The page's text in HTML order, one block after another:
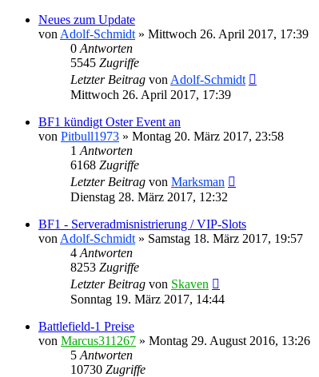
Neues zum Update
von Adolf-Schmidt » Mittwoch 26. April 2017, 17:39
0 Antworten
5545 Zugriffe
Letzter Beitrag von Adolf-Schmidt
Mittwoch 26. April 2017, 17:39
BF1 kündigt Oster Event an
von Pitbull1973 » Montag 20. März 2017, 23:58
1 Antworten
6168 Zugriffe
Letzter Beitrag von Marksman
Dienstag 28. März 2017, 12:32
BF1 - Serveradmisnistrierung / VIP-Slots
von Adolf-Schmidt » Samstag 18. März 2017, 19:57
4 Antworten
8253 Zugriffe
Letzter Beitrag von Skaven
Sonntag 19. März 2017, 14:44
Battlefield-1 Preise
von Marcus311267 » Montag 29. August 2016, 13:26
5 Antworten
10730 Zugriffe